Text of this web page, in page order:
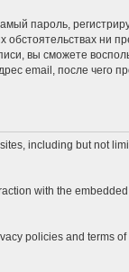
пароль,
ни
вы сможете
email, после чего
including but not
with the
policies and terms